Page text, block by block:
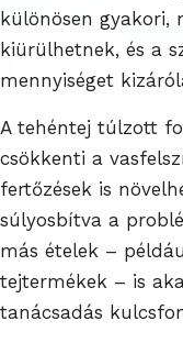
különösen gyakori,
kiürülhetnek, és a
mennyiséget
A tehéntej túlzott
csökkenti a
fertőzések is
súlyosbítva a
más ételek –
tejtermékek – is
tanácsadás